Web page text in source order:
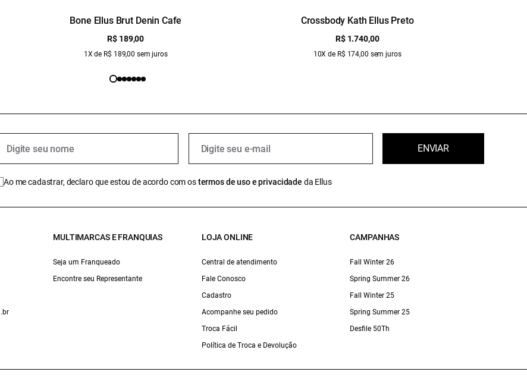
Bone Ellus Brut Denin Cafe
R$ 189,00
1X de R$ 189,00 sem juros
Crossbody Kath Ellus Preto
R$ 1.740,00
10X de R$ 174,00 sem juros
ENVIAR
Ao me cadastrar, declaro que estou de acordo com ostermos de uso e privacidade da Ellus
MULTIMARCAS E FRANQUIAS
Seja um Franqueado
Encontre seu Representante
LOJA ONLINE
Central de atendimento
Fale Conosco
Cadastro
Acompanhe seu pedido
Troca Fácil
Política de Troca e Devolução
CAMPANHAS
Fall Winter 26
Spring Summer 26
Fall Winter 25
Spring Summer 25
Desfile 50Th